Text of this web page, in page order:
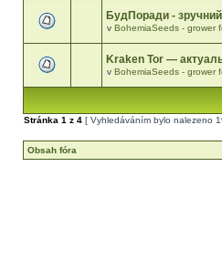
БудПоради - зручний
v BohemiaSeeds - grower
Kraken Tor —
v BohemiaSeeds - grower
Stránka 1 z 4 [ Vyhledáváním bylo nalezeno
Obsah fóra